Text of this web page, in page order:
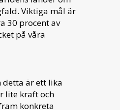
Viktiga mål är
30 procent av
på våra
är ett lika
lite kraft och
konkreta